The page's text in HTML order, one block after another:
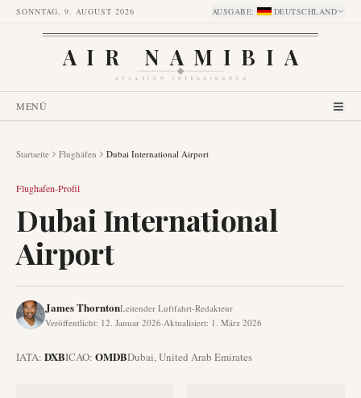
SONNTAG, 9. AUGUST 2026 AUSGABE: DEUTSCHLAND
AIR NAMIBIA
AVIATION INTELLIGENCE
MENÜ
Startseite Flughäfen Dubai International Airport
Flughafen-Profil
Dubai International
Airport
James ThorntonLeitender Luftfahrt-Redakteur
Veröffentlicht: 12. Januar 2026·Aktualisiert: 1. März 2026
IATA: DXBICAO: OMDBDubai,United Arab Emirates